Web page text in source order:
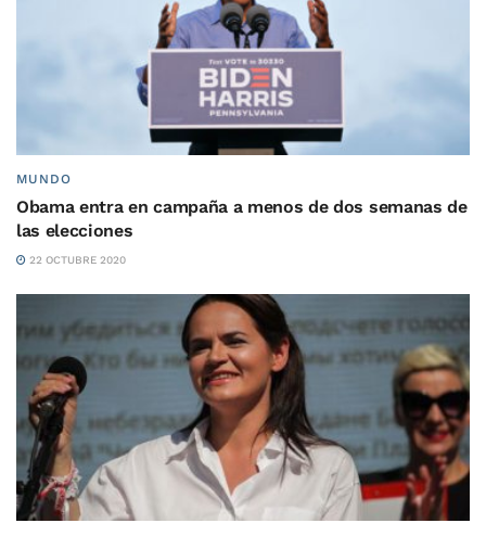
MUNDO
Obama entra en campaña a menos de dos semanas de
las elecciones
22 OCTUBRE 2020